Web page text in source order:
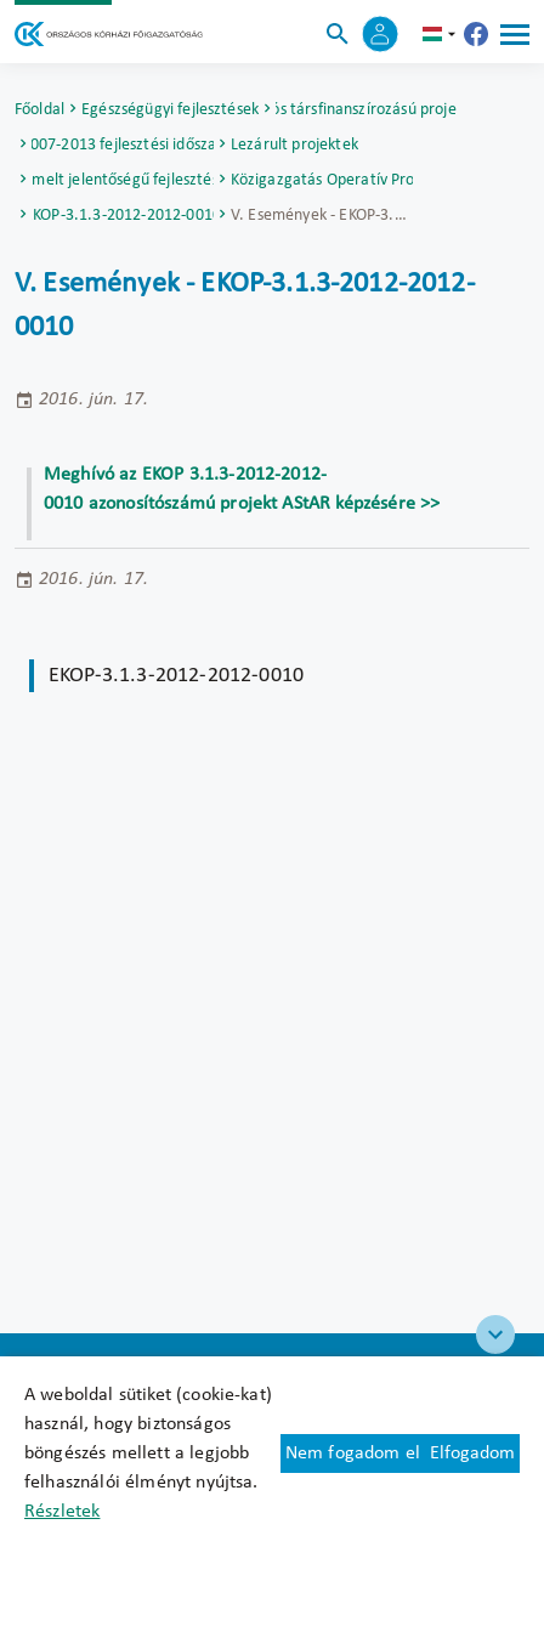
A weboldal sütiket (cookie-kat)
használ, hogy biztonságos
böngészés mellett a legjobb
felhasználói élményt nyújtsa.
Részletek
Nem fogadom el Elfogadom
Főoldal Egészségügyi fejlesztésekUniós társfinanszírozású projektek
2007-2013 fejlesztési időszak Lezárult projektek
Kiemelt jelentőségű fejlesztésekElektronikus Közigazgatás Operatív Program (EKOP)
EKOP-3.1.3-2012-2012-0010
V. Események - EKOP-3.1.3-2012-2012-0010
V. Események - EKOP-3.1.3-2012-2012-
0010
2016. jún. 17.
Meghívó az EKOP 3.1.3-2012-2012-
0010 azonosítószámú projekt AStAR képzésére >>
2016. jún. 17.
EKOP-3.1.3-2012-2012-0010
Felhasználási feltételek